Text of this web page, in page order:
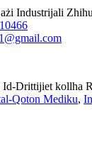
Industrijali
Drittijiet kollha
Qoton Mediku,